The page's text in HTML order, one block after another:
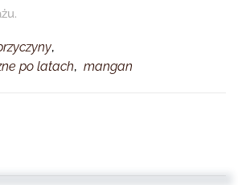
,
po latach, mangan